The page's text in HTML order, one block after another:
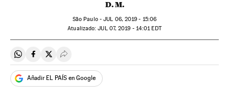
D. M.
São Paulo -JUL 06, 2019 - 15:06
atualizado: JUL07, 2019 - 14:01EDT
Compartir en Whatsapp
Compartir en Facebook
Compartir en Twitter
Desplegar Redes Sociales
Añadir EL PAÍS en Google